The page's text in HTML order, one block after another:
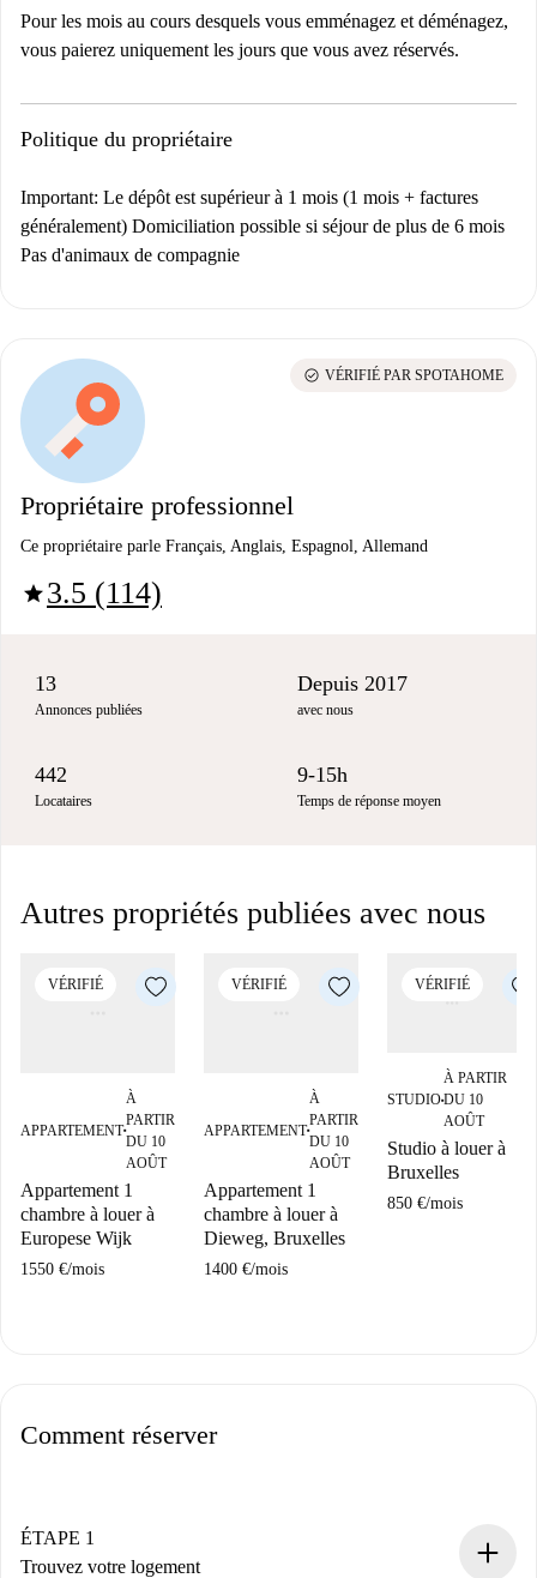
Pour les mois au cours desquels vous emménagez et déménagez,
vous paierez uniquement les jours que vous avez réservés.
Politique du propriétaire
Important: Le dépôt est supérieur à 1 mois (1 mois + factures
généralement) Domiciliation possible si séjour de plus de 6 mois
Pas d'animaux de compagnie
Propriétaire professionnel
Ce propriétaire parle Français, Anglais, Espagnol, Allemand
star3.5 (114)
check_circle VÉRIFIÉ PAR SPOTAHOME
13
Annonces publiées
Depuis 2017
avec nous
442
Locataires
9-15h
Temps de réponse moyen
Autres propriétés publiées avec nous
VÉRIFIÉ
APPARTEMENT■
À
PARTIR
DU 10
AOÛT
Appartement 1
chambre à louer à
Europese Wijk
1550 €/mois
VÉRIFIÉ
APPARTEMENT■
À
PARTIR
DU 10
AOÛT
Appartement 1
chambre à louer à
Dieweg, Bruxelles
1400 €/mois
VÉRIFIÉ
STUDIO■
À PARTIR
DU 10
AOÛT
Studio à louer à
Bruxelles
850 €/mois
Comment réserver
ÉTAPE 1
Trouvez votre logement